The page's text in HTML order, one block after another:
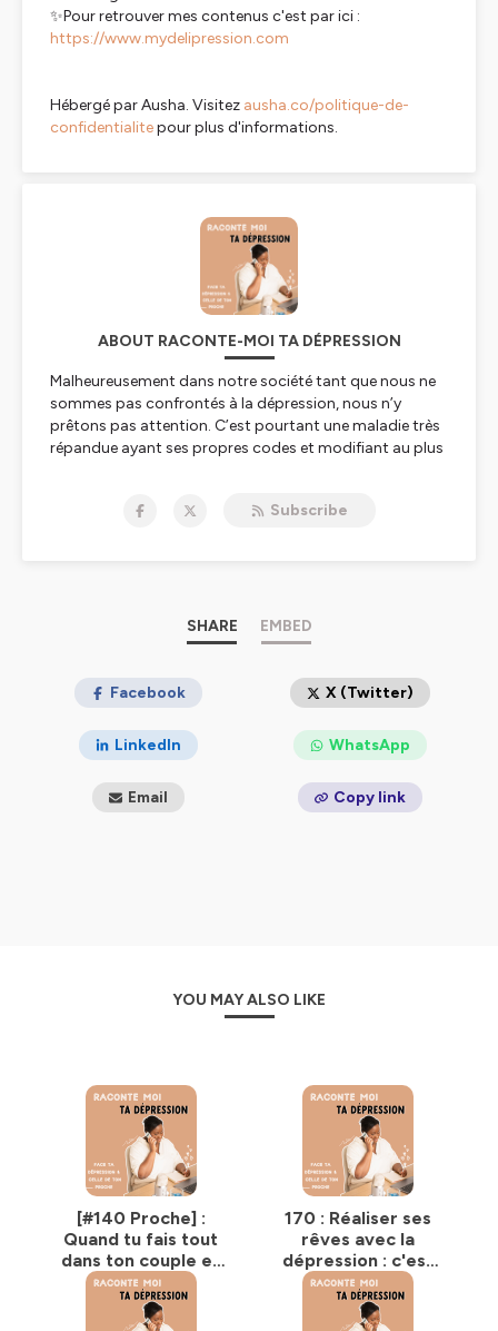
✨Pour retrouver mes contenus c'est par ici :
https://www.mydelipression.com
Hébergé par Ausha. Visitez ausha.co/politique-de-
confidentialitepour plus d'informations.
ABOUT RACONTE-MOI TA DÉPRESSION
Malheureusement dans notre société tant que nous ne
sommes pas confrontés à la dépression, nous n’y
prêtons pas attention. C’est pourtant une maladie très
répandue ayant ses propres codes et modifiant au plus
possible d’arriver au bout du tunnel et avoir une vie
dépressifs afin d’être un aide réel et non aide
- Blog Mydelipression
Hébergé par Ausha. Visitez
ausha.co/politique-de-
confidentialitepour plus d'informations.
Subscribe
SHARE EMBED
Facebook X (Twitter)
LinkedIn WhatsApp
Email Copy link
YOU MAY ALSO LIKE
[#140 Proche] :
Quand tu fais tout
dans ton couple et
que rien ne
change... que faire ?
170 : Réaliser ses
rêves avec la
dépression : c'est
possible (et voilà
comment)